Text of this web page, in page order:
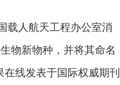
载人航天工程办公室消
物新物种，并将其命名
线发表于国际权威期刊